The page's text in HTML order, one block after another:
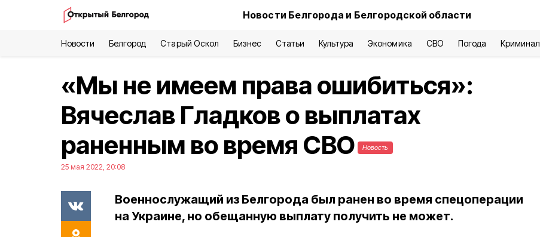
Новости Белгорода и Белгородской области
Новости Белгород Старый Оскол Бизнес Статьи Культура Экономика СВО Погода Криминал
«Мы не имеем права ошибиться»:
Вячеслав Гладков о выплатах
раненным во время СВО
Новость
25 мая 2022, 20:08
Военнослужащий из Белгорода был ранен во время спецоперации
на Украине, но обещанную выплату получить не может.